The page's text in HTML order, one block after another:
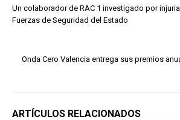
Un colaborador de RAC 1 investigado por
Fuerzas de Seguridad del Estado
Onda Cero Valencia entrega sus premios
ARTÍCULOS RELACIONADOS